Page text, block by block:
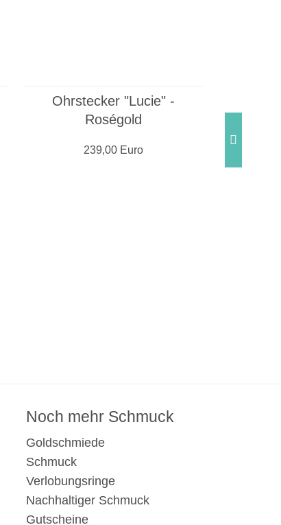
Ohrstecker "Lucie" -
Roségold
239,00 Euro
Noch mehr Schmuck
Goldschmiede
Schmuck
Verlobungsringe
Nachhaltiger Schmuck
Gutscheine